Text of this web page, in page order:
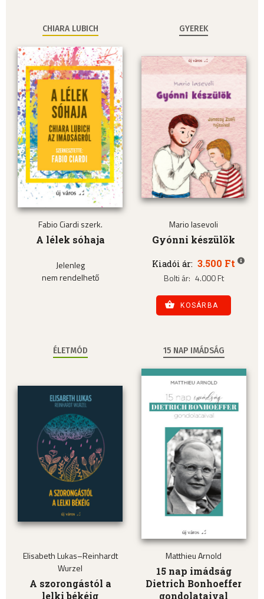
CHIARA LUBICH
Fabio Ciardi szerk.
A lélek sóhaja
Jelenleg
nem rendelhető
GYEREK
Mario Iasevoli
Gyónni készülök
Kiadói ár: 3.500 Ft
Bolti ár: 4.000 Ft
KOSÁRBA
ÉLETMÓD
Elisabeth Lukas–Reinhardt
Wurzel
A szorongástól a
lelki békéig
15 NAP IMÁDSÁG
Matthieu Arnold
15 nap imádság
Dietrich Bonhoeffer
gondolataival